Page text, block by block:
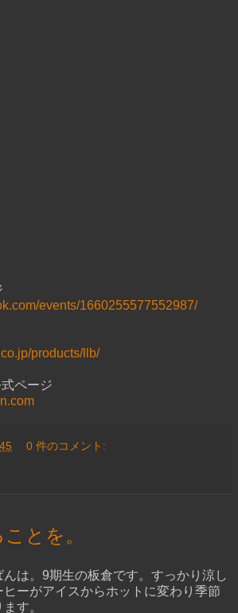
events/1660255577552987/
products/llb/
ページ
0 件のコメント:
とを。
は。9期生の板倉です。すっかり涼し
ヒーがアイスからホットに変わり季節
す。